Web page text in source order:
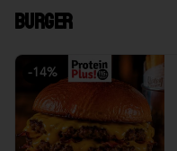
Burger
-14%